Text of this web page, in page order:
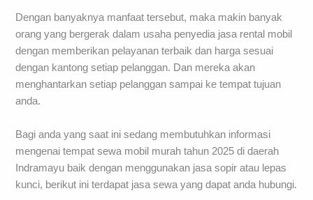
Dengan banyaknya manfaat tersebut, maka makin banyak
orang yang bergerak dalam usaha penyedia jasa rental mobil
dengan memberikan pelayanan terbaik dan harga sesuai
dengan kantong setiap pelanggan. Dan mereka akan
menghantarkan setiap pelanggan sampai ke tempat tujuan
anda.
Bagi anda yang saat ini sedang membutuhkan informasi
mengenai tempat sewa mobil murah tahun 2025 di daerah
Indramayu baik dengan menggunakan jasa sopir atau lepas
kunci, berikut ini terdapat jasa sewa yang dapat anda hubungi.